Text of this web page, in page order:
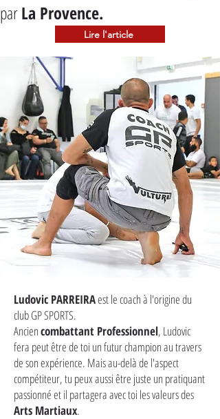
par La Provence.
Lire l'article
Ludovic PARREIRAest le coach à l'origine du
club GP SPORTS.
Anciencombattant Professionnel, Ludovic
fera peut être de toi un futur champion au travers
de son expérience. Mais au-delà de l'aspect
compétiteur, tu peux aussi être juste un pratiquant
passionné et il partagera avec toi les valeurs des
Arts Martiaux.